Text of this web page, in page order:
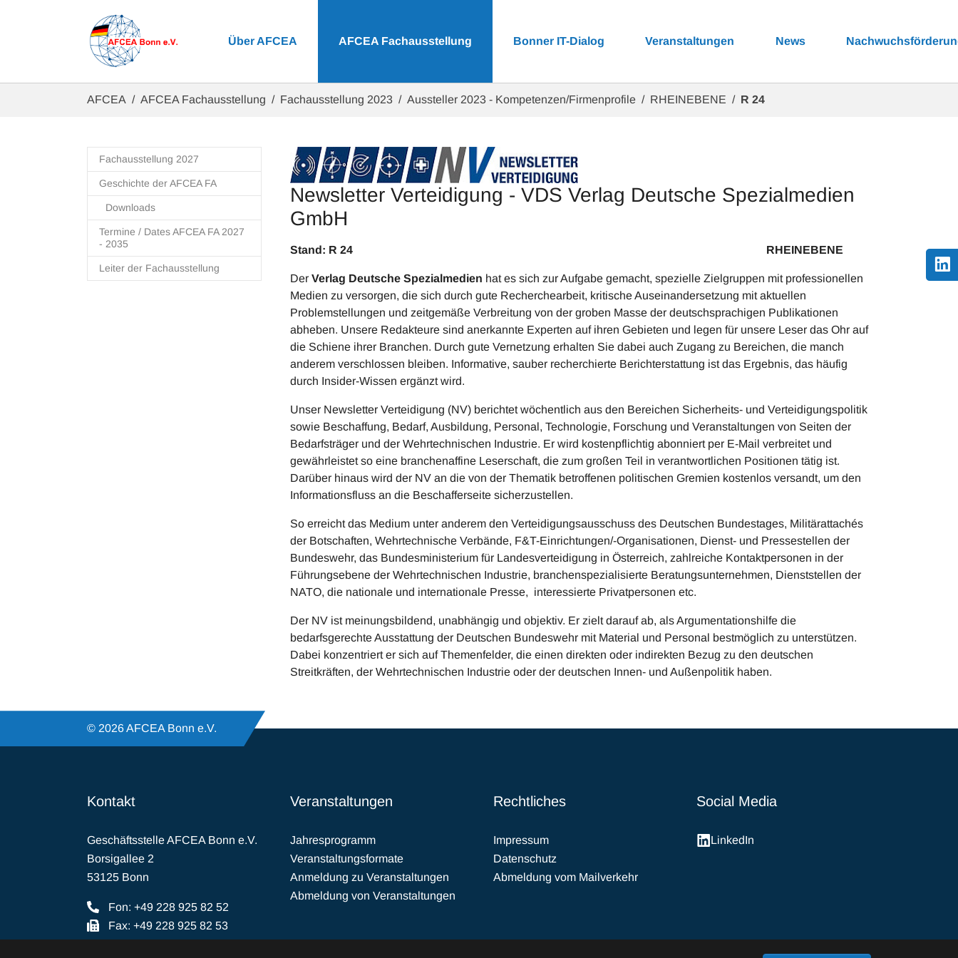
Über AFCEA AFCEA Fachausstellung Bonner IT-Dialog Veranstaltungen News
AFCEA AFCEA Fachausstellung Fachausstellung 2023 Aussteller 2023 - Kompetenzen/Firmenprofile RHEINEBENE R 24
Fachausstellung 2027
Geschichte der AFCEA FA
Downloads
Termine / Dates AFCEA FA 2027
- 2035
Leiter der Fachausstellung
Newsletter Verteidigung - VDS Verlag Deutsche Spezialmedien
GmbH
Stand: R 24 RHEINEBENE
Der Verlag Deutsche Spezialmedien hat es sich zur Aufgabe gemacht, spezielle Zielgruppen mit professionellen
Medien zu versorgen, die sich durch gute Recherchearbeit, kritische Auseinandersetzung mit aktuellen
Problemstellungen und zeitgemäße Verbreitung von der groben Masse der deutschsprachigen Publikationen
abheben. Unsere Redakteure sind anerkannte Experten auf ihren Gebieten und legen für unsere Leser das Ohr auf
die Schiene ihrer Branchen. Durch gute Vernetzung erhalten Sie dabei auch Zugang zu Bereichen, die manch
anderem verschlossen bleiben. Informative, sauber recherchierte Berichterstattung ist das Ergebnis, das häufig
durch Insider-Wissen ergänzt wird.
Unser Newsletter Verteidigung (NV) berichtet wöchentlich aus den Bereichen Sicherheits- und Verteidigungspolitik
sowie Beschaffung, Bedarf, Ausbildung, Personal, Technologie, Forschung und Veranstaltungen von Seiten der
Bedarfsträger und der Wehrtechnischen Industrie. Er wird kostenpflichtig abonniert per E-Mail verbreitet und
gewährleistet so eine branchenaffine Leserschaft, die zum großen Teil in verantwortlichen Positionen tätig ist.
Darüber hinaus wird der NV an die von der Thematik betroffenen politischen Gremien kostenlos versandt, um den
Informationsfluss an die Beschafferseite sicherzustellen.
So erreicht das Medium unter anderem den Verteidigungsausschuss des Deutschen Bundestages, Militärattachés
der Botschaften, Wehrtechnische Verbände, F&T-Einrichtungen/-Organisationen, Dienst- und Pressestellen der
Bundeswehr, das Bundesministerium für Landesverteidigung in Österreich, zahlreiche Kontaktpersonen in der
Führungsebene der Wehrtechnischen Industrie, branchenspezialisierte Beratungsunternehmen, Dienststellen der
NATO, die nationale und internationale Presse, interessierte Privatpersonen etc.
Der NV ist meinungsbildend, unabhängig und objektiv. Er zielt darauf ab, als Argumentationshilfe die
bedarfsgerechte Ausstattung der Deutschen Bundeswehr mit Material und Personal bestmöglich zu unterstützen.
Dabei konzentriert er sich auf Themenfelder, die einen direkten oder indirekten Bezug zu den deutschen
Streitkräften, der Wehrtechnischen Industrie oder der deutschen Innen- und Außenpolitik haben.
© 2026 AFCEA Bonn e.V.
Kontakt
Geschäftsstelle AFCEA Bonn e.V.
Borsigallee 2
53125 Bonn
Fon: +49 228 925 82 52
Fax: +49 228 925 82 53
Veranstaltungen
Jahresprogramm
Veranstaltungsformate
Anmeldung zu Veranstaltungen
Abmeldung von Veranstaltungen
Rechtliches
Impressum
Datenschutz
Abmeldung vom Mailverkehr
Social Media
LinkedIn